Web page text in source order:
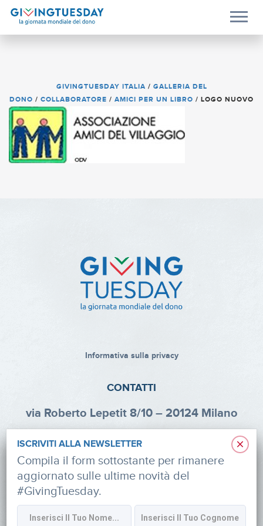
GIVINGTUESDAY ITALIA / GALLERIA DEL
DONO / COLLABORATORE / AMICI PER UN LIBRO / LOGO NUOVO
Informativa sulla privacy
CONTATTI
via Roberto Lepetit 8/10 – 20124 Milano
Tel: +39 02 47924880
CF: 91374340379
SOCIAL
×
ISCRIVITI ALLA NEWSLETTER
Compila il form sottostante per rimanere
aggiornato sulle ultime novità del
#GivingTuesday.